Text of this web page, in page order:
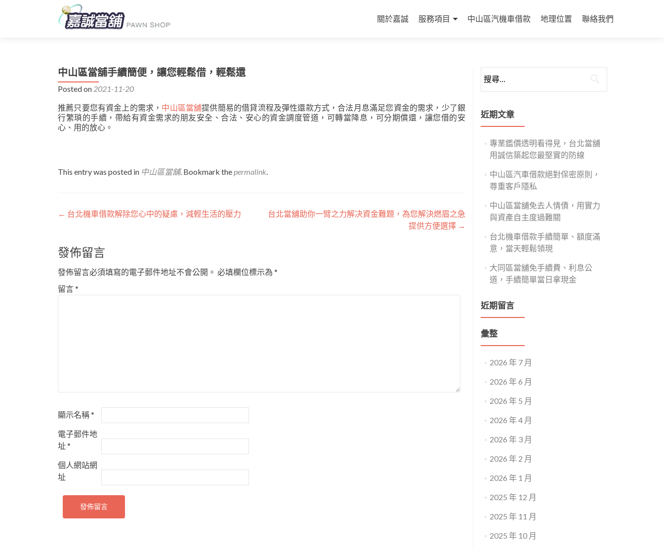
to
關於嘉誠 服務項目 中山區汽機車借款 地理位置 聯絡我們
中山區當舖手續簡便，讓您輕鬆借，輕鬆還
Posted on 2021-11-20
推薦只要您有資金上的需求， 中山區當舖提供簡易的借貸流程及彈性還款方式，合法月息滿足您資金的需求，少了銀
行繁瑣的手續，帶給有資金需求的朋友安全、合法、安心的資金調度管道，可轉當降息，可分期償還，讓您借的安
心、用的放心。
This entry was posted in 中山區當舖. Bookmark thepermalink.
文
導
覽
← 台北機車借款解除您心中的疑慮，減輕生活的壓力
台北當舖助你一臂之力解决資金難題，為您解決燃眉之急
提供方便選擇 →
發佈留言
發佈留言必須填寫的電子郵件地址不會公開。 必填欄位標示為 *
留言*
顯示名稱*
電子郵件地
址*
個人網站網
址
尋
鍵
字:
近期文章
專業鑑價透明看得見，台北當舖
用誠信築起您最堅實的防線
中山區汽車借款絕對保密原則，
尊重客戶隱私
中山區當舖免去人情債，用實力
與資產自主度過難關
台北機車借款手續簡單、額度滿
意，當天輕鬆領現
大同區當舖免手續費、利息公
道，手續簡單當日拿現金
近期留言
彙整
2026 年 7 月
2026 年 6 月
2026 年 5 月
2026 年 4 月
2026 年 3 月
2026 年 2 月
2026 年 1 月
2025 年 12 月
2025 年 11 月
2025 年 10 月